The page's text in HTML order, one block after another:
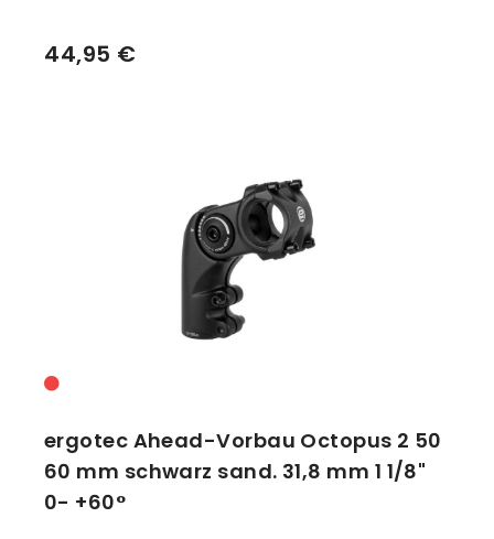
44,95 €
ergotec Ahead-Vorbau Octopus 2 50
60 mm schwarz sand. 31,8 mm 1 1/8"
0- +60°